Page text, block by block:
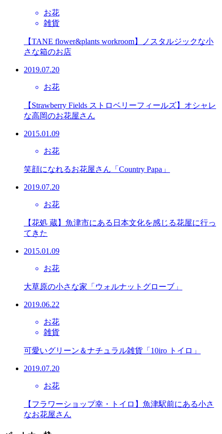
お花
雑貨
【TANE flower&plants workroom】ノスタルジックな小
さな箱のお店
2019.07.20
お花
【Strawberry Fields ストロベリーフィールズ】オシャレ
な高岡のお花屋さん
2015.01.09
お花
笑顔になれるお花屋さん「Country Papa」
2019.07.20
お花
【花処 蔵】魚津市にある日本文化を感じる花屋に行っ
てきた
2015.01.09
お花
大草原の小さな家「ウォルナットグローブ」
2019.06.22
お花
雑貨
可愛いグリーン＆ナチュラル雑貨「10iro トイロ」
2019.07.20
お花
【フラワーショップ幸・トイロ】魚津駅前にある小さ
なお花屋さん